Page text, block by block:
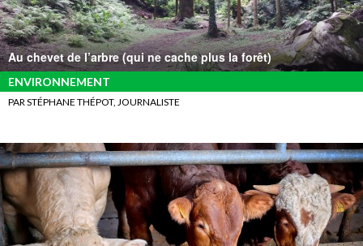
Au chevet de l’arbre (qui ne cache plus la forêt)
ENVIRONNEMENT
PAR STÉPHANE THÉPOT, JOURNALISTE